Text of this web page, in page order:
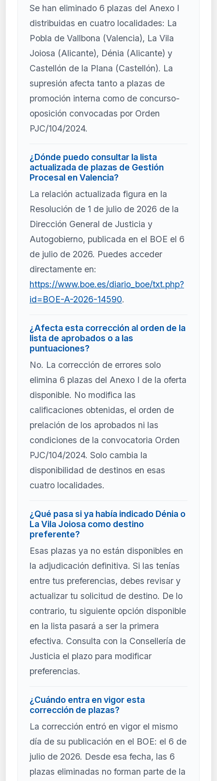
Se han eliminado 6 plazas del Anexo I
distribuidas en cuatro localidades: La
Pobla de Vallbona (Valencia), La Vila
Joiosa (Alicante), Dénia (Alicante) y
Castellón de la Plana (Castellón). La
supresión afecta tanto a plazas de
promoción interna como de concurso-
oposición convocadas por Orden
PJC/104/2024.
¿Dónde puedo consultar la lista
actualizada de plazas de Gestión
Procesal en Valencia?
La relación actualizada figura en la
Resolución de 1 de julio de 2026 de la
Dirección General de Justicia y
Autogobierno, publicada en el BOE el 6
de julio de 2026. Puedes acceder
directamente en:
https://www.boe.es/diario_boe/txt.php?
id=BOE-A-2026-14590.
¿Afecta esta corrección al orden de la
lista de aprobados o a las
puntuaciones?
No. La corrección de errores solo
elimina 6 plazas del Anexo I de la oferta
disponible. No modifica las
calificaciones obtenidas, el orden de
prelación de los aprobados ni las
condiciones de la convocatoria Orden
PJC/104/2024. Solo cambia la
disponibilidad de destinos en esas
cuatro localidades.
¿Qué pasa si ya había indicado Dénia o
La Vila Joiosa como destino
preferente?
Esas plazas ya no están disponibles en
la adjudicación definitiva. Si las tenías
entre tus preferencias, debes revisar y
actualizar tu solicitud de destino. De lo
contrario, tu siguiente opción disponible
en la lista pasará a ser la primera
efectiva. Consulta con la Consellería de
Justicia el plazo para modificar
preferencias.
¿Cuándo entra en vigor esta
corrección de plazas?
La corrección entró en vigor el mismo
día de su publicación en el BOE: el 6 de
julio de 2026. Desde esa fecha, las 6
plazas eliminadas no forman parte de la